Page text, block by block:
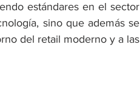
estándares en el sector
sino que además se
del retail moderno y a las